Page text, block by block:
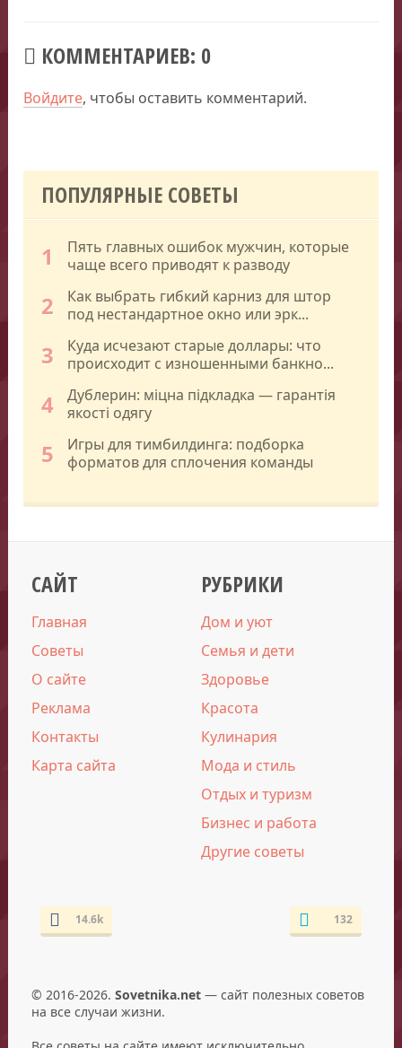
КОММЕНТАРИЕВ: 0
Войдите, чтобы оставить комментарий.
ПОПУЛЯРНЫЕ СОВЕТЫ
1
Пять главных ошибок мужчин, которые
чаще всего приводят к разводу
2
Как выбрать гибкий карниз для штор
под нестандартное окно или эрк...
3
Куда исчезают старые доллары: что
происходит с изношенными банкно...
4
Дублерин: міцна підкладка — гарантія
якості одягу
5
Игры для тимбилдинга: подборка
форматов для сплочения команды
САЙТ
Главная
Советы
О сайте
Реклама
Контакты
Карта сайта
РУБРИКИ
Дом и уют
Семья и дети
Здоровье
Красота
Кулинария
Мода и стиль
Отдых и туризм
Бизнес и работа
Другие советы
14.6k 132
© 2016-2026. Sovetnika.net— сайт полезных советов
на все случаи жизни.